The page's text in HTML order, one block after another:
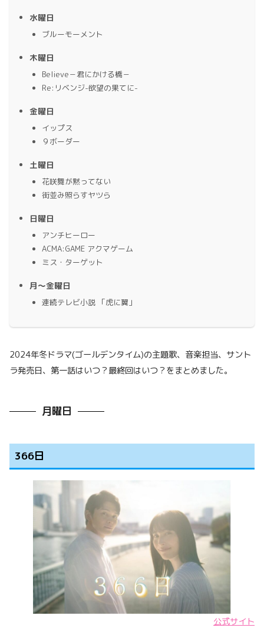
水曜日
ブルーモーメント
木曜日
Believe－君にかける橋－
Re:リベンジ-欲望の果てに-
金曜日
イップス
９ボーダー
土曜日
花咲舞が黙ってない
街並み照らすヤツら
日曜日
アンチヒーロー
ACMA:GAME アクマゲーム
ミス・ターゲット
月〜金曜日
連続テレビ小説 「虎に翼」
2024年冬ドラマ(ゴールデンタイム)の主題歌、音楽担当、サント
ラ発売日、第一話はいつ？最終回はいつ？をまとめました。
月曜日
366日
公式サイト